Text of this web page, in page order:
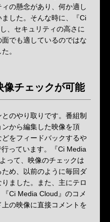
の懸念があり、何か適し
した。そんな時に、『Ci
、セキュリティの高さに
でも適しているのではな
。
像チェックが可能
のやり取りです。番組制
から編集した映像を頂
をフィードバックするや
っています。『Ci Media
って、映像のチェックは
め、以前のように毎回ダ
ました。また、主にテロ
Ci Media Cloud』のコメ
の映像に直接コメントを